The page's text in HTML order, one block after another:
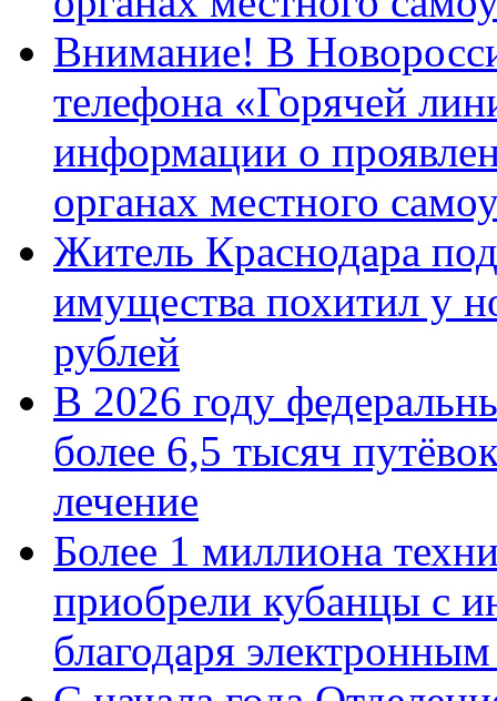
Внимание! В
телефона «Горячей
информации о
органах местного
Житель Краснодара
имущества похитил у
рублей
В 2026 году
более 6,5 тысяч
лечение
Более 1 миллиона
приобрели кубанцы с
благодаря